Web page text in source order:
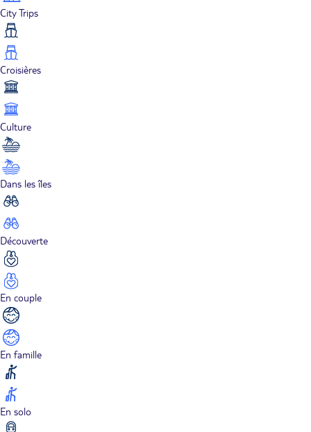
City Trips
Croisières
Culture
Dans les îles
Découverte
En couple
En famille
En solo